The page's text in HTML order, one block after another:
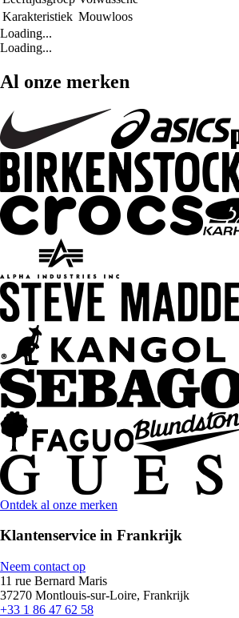
Karakteristiek Mouwloos
Loading...
Loading...
Al onze merken
Ontdek al onze merken
Klantenservice in Frankrijk
Neem contact op
11 rue Bernard Maris
37270 Montlouis-sur-Loire, Frankrijk
+33 1 86 47 62 58